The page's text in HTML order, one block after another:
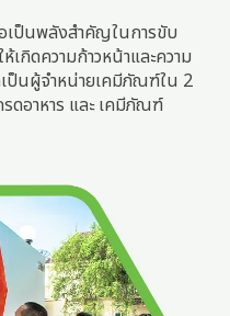
ป็นพลังสำคัญในการขับ
กิดความก้าวหน้าและความ
ป็นผู้จำหน่ายเคมีภัณฑ์ใน 2
ดอาหาร และ เคมีภัณฑ์